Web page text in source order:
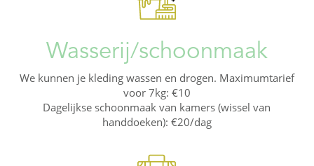
Wasserij/schoonmaak
We kunnen je kleding wassen en drogen. Maximumtarief
voor 7kg: €10
Dagelijkse schoonmaak van kamers (wissel van
handdoeken): €20/dag